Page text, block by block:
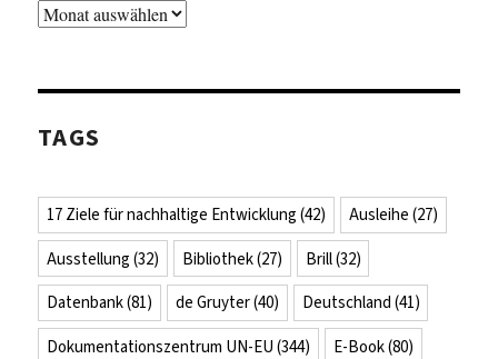
Archiv
TAGS
17 Ziele für nachhaltige Entwicklung (42) Ausleihe (27)
Ausstellung (32) Bibliothek(27) Brill(32)
Datenbank(81) de Gruyter(40) Deutschland (41)
Dokumentationszentrum UN-EU (344) E-Book(80)